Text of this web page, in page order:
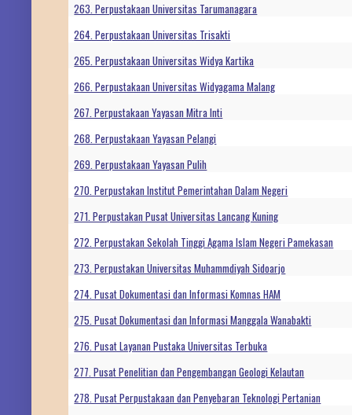
263. Perpustakaan Universitas Tarumanagara
264. Perpustakaan Universitas Trisakti
265. Perpustakaan Universitas Widya Kartika
266. Perpustakaan Universitas Widyagama Malang
267. Perpustakaan Yayasan Mitra Inti
268. Perpustakaan Yayasan Pelangi
269. Perpustakaan Yayasan Pulih
270. Perpustakan Institut Pemerintahan Dalam Negeri
271. Perpustakan Pusat Universitas Lancang Kuning
272. Perpustakan Sekolah Tinggi Agama Islam Negeri Pamekasan
273. Perpustakan Universitas Muhammdiyah Sidoarjo
274. Pusat Dokumentasi dan Informasi Komnas HAM
275. Pusat Dokumentasi dan Informasi Manggala Wanabakti
276. Pusat Layanan Pustaka Universitas Terbuka
277. Pusat Penelitian dan Pengembangan Geologi Kelautan
278. Pusat Perpustakaan dan Penyebaran Teknologi Pertanian